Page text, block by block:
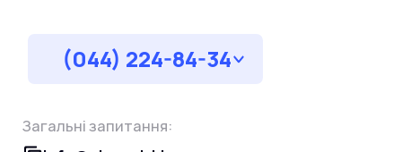
(044) 224-84-34
Загальні запитання: